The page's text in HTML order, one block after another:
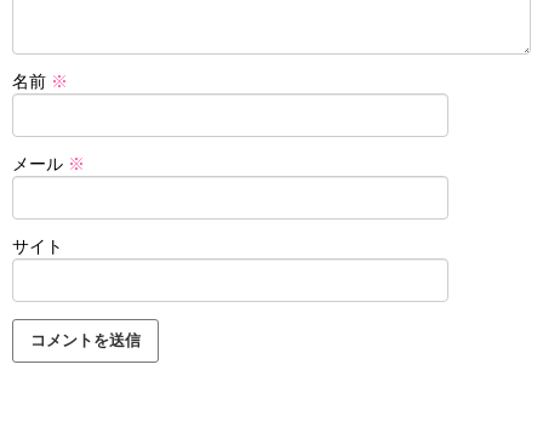
名前 ※
メール ※
サイト